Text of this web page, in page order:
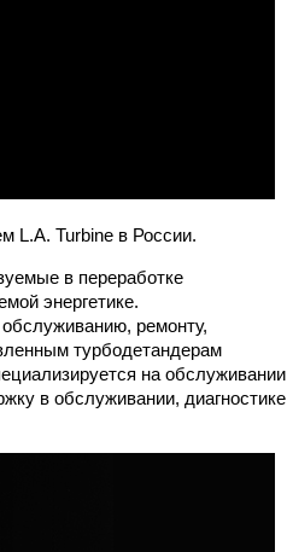
Turbine в России.
в переработке
энергетике.
ремонту,
турбодетандерам
на обслуживании
в обслуживании, диагностике